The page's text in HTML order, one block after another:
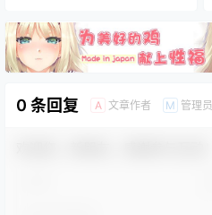
0 条回复 A 文章作者 M 管理员